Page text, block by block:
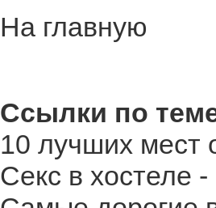
На главную
Ссылки по
10 лучших мест
Секс в хостеле